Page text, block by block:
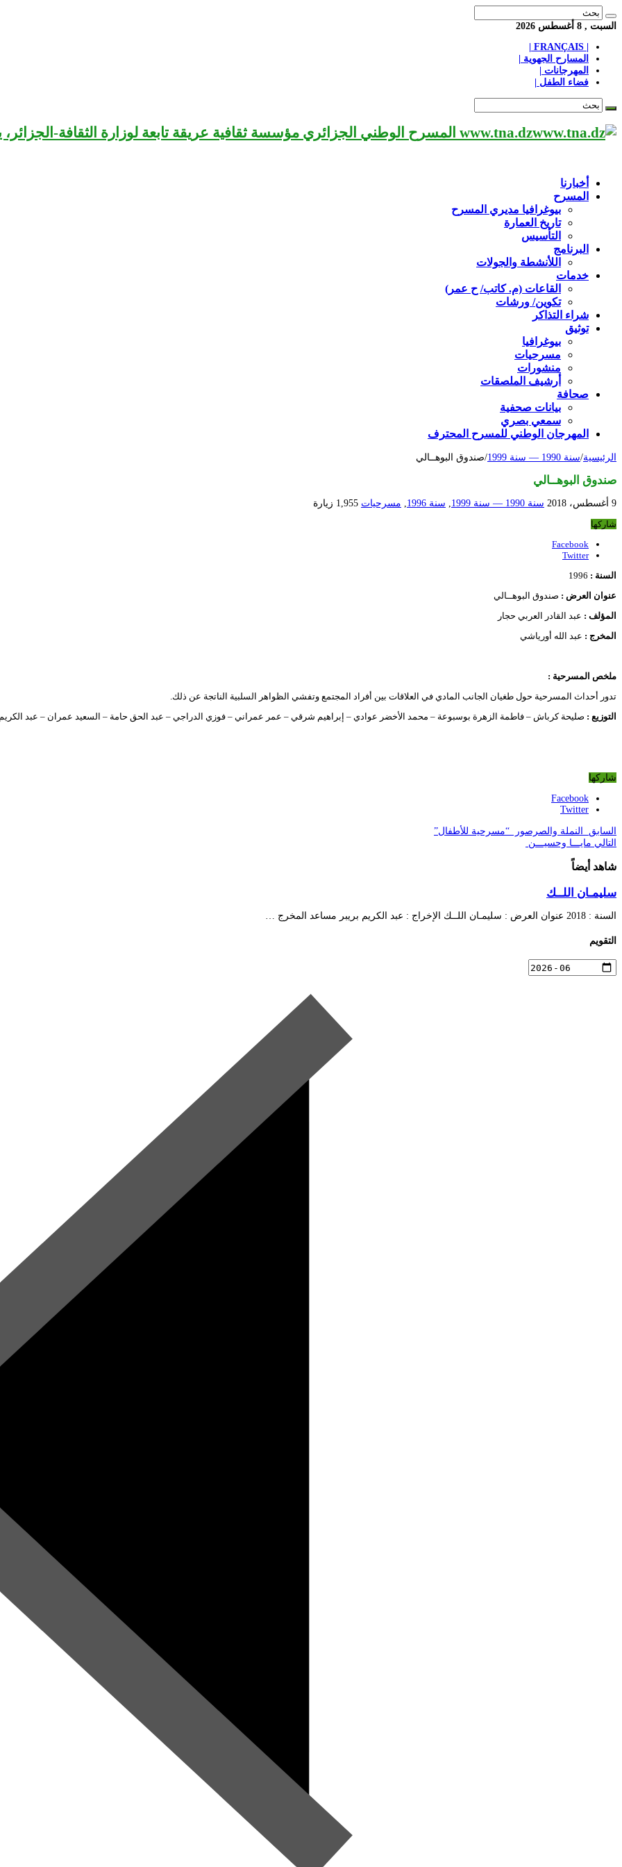
السبت , 8 أغسطس 2026
المسارح الجهوية |
المهرجانات |
فضاء الطفل |
www.tna.dz المسرح الوطني الجزائري مؤسسة ثقافية عريقة تابعة لوزارة الثقافة-الجزائر، يحمل اسم العميد «محي الدين بشطارزي».
أخبارنا
المسرح
بيوغرافيا مديري المسرح
تاريخ العمارة
التأسيس
البرنامج
اللأنشطة والجولات
خدمات
القاعات (م. كاتب/ ح عمر)
تكوين/ ورشات
شراء التذاكر
توثيق
بيوغرافيا
مسرحيات
منشورات
أرشيف الملصقات
صحافة
بيانات صحفية
سمعي بصري
المهرجان الوطني للمسرح المحترف
الرئيسية/سنة 1990 — سنة 1999 /صندوق البوهــالي
صندوق البوهــالي
9 أغسطس، 2018 سنة 1990 — سنة 1999 , سنة 1996 , مسرحيات 1,955 زيارة
شاركها
Facebook
Twitter
السنة :
عنوان العرض : صندوق البوهــالي
المؤلف : عبد القادر العربي حجار
المخرج : عبد الله أورياشي
ملخص المسرحية :
تدور أحداث المسرحية حول طغيان الجانب المادي في العلاقات بين أفراد المجتمع وتفشي الظواهر السلبية الناتجة عن ذلك.
التوزيع : صليحة كرباش – فاطمة الزهرة بوسبوعة – محمد الأخضر عوادي – إبراهيم شرقي – عمر عمراني – فوزي الدراجي – عبد الحق حامة – السعيد عمران – عبد الكريم
شاركها
Facebook
Twitter
السابق النملة والصرصور “مسرحية للأطفال”
التالي مايـــا وحسيـــن
شاهد أيضاً
سليمـان اللــك
السنة : 2018 عنوان العرض : سليمـان اللــك الإخراج : عبد الكريم بريبر مساعد المخرج …
التقويم